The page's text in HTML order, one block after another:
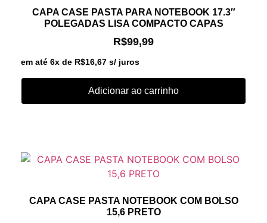
CAPA CASE PASTA PARA NOTEBOOK 17.3″
POLEGADAS LISA COMPACTO CAPAS
R$99,99
em até 6x de R$16,67 s/ juros
Adicionar ao carrinho
CAPA CASE PASTA NOTEBOOK COM BOLSO
15,6 PRETO